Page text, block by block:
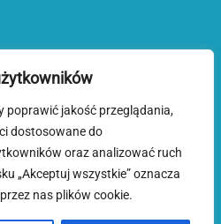
poprawić jakość przeglądania,
dostosowane do
oraz analizować ruch
„Akceptuj wszystkie” oznacza
nas plików cookie.
jednodniowe
Blog o Krecie
cookies
i wsparcie administracyjne www